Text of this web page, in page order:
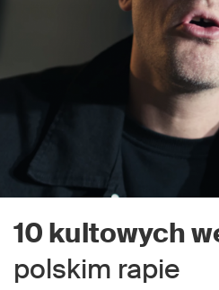
10 kultowych
polskim rapie